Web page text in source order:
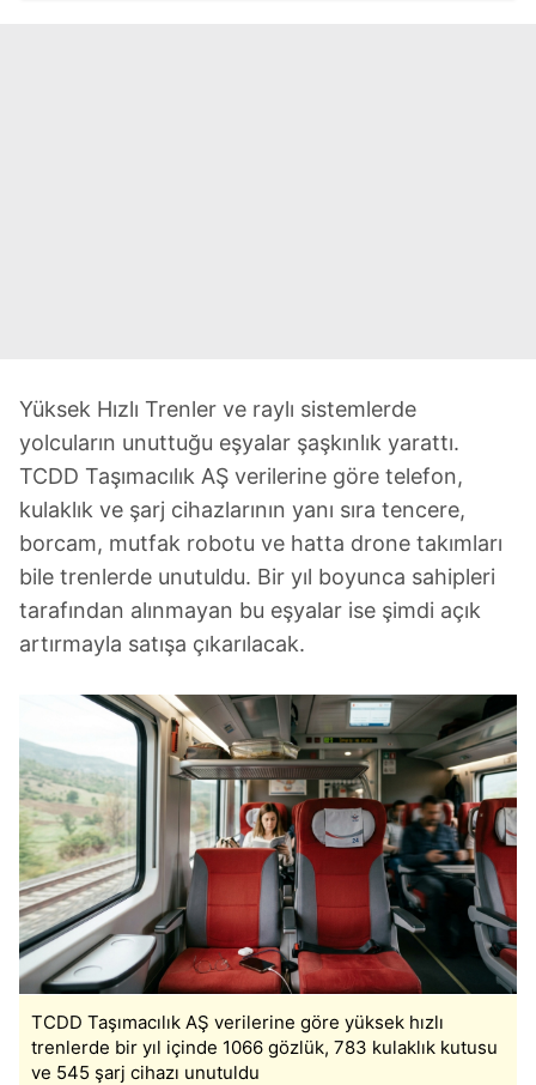
Yüksek Hızlı Trenler ve raylı sistemlerde
yolcuların unuttuğu eşyalar şaşkınlık yarattı.
TCDD Taşımacılık AŞ verilerine göre telefon,
kulaklık ve şarj cihazlarının yanı sıra tencere,
borcam, mutfak robotu ve hatta drone takımları
bile trenlerde unutuldu. Bir yıl boyunca sahipleri
tarafından alınmayan bu eşyalar ise şimdi açık
artırmayla satışa çıkarılacak.
TCDD Taşımacılık AŞ verilerine göre yüksek hızlı
trenlerde bir yıl içinde 1066 gözlük, 783 kulaklık kutusu
ve 545 şarj cihazı unutuldu